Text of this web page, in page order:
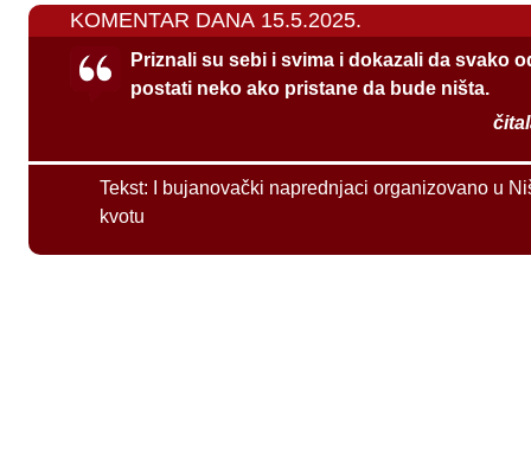
KOMENTAR DANA 15.5.2025.
Priznali su sebi i svima i dokazali da svako
postati neko ako pristane da bude ništa.
Tekst:
I bujanovački naprednjaci organizovano u
kvotu